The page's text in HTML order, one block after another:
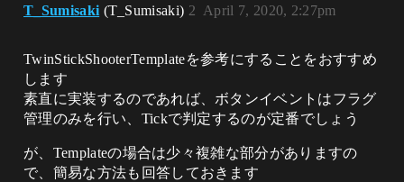
T_Sumisaki (T_Sumisaki) April 7, 2020, 2:27pm
2
TwinStickShooterTemplateを参考にすることをおすすめ
します
素直に実装するのであれば、ボタンイベントはフラグ
管理のみを行い、Tickで判定するのが定番でしょう
が、Templateの場合は少々複雑な部分がありますの
で、簡易な方法も回答しておきます